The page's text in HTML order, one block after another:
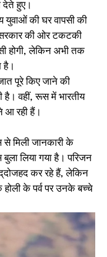
हुए।
की घर वापसी की
की ओर टकटकी
होगी, लेकिन अभी तक
पूरे किए जाने की
वहीं, रूस में भारतीय
रही हैं।
से मिली जानकारी के
लिया गया है। परिजन
कर रहे हैं, लेकिन
होली के पर्व पर उनके बच्चे